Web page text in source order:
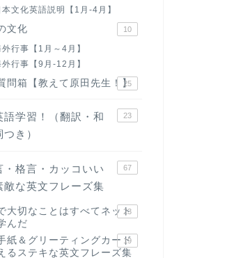
本文化英語説明【1月-4月】
文化 10
外行事【1月～4月】
外行事【9月-12月】
問箱【教えて原田先生！】
25
語学習！（翻訳・和
き）
23
・格言・カッコいい
敵な英文フレーズ集
67
大切なことはすべてネット
んだ
23
紙＆グリーティングカード
るステキな英文フレーズ集
19